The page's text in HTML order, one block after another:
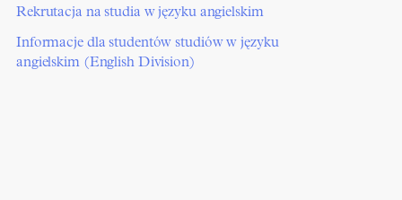
Rekrutacja na studia w języku angielskim
Informacje dla studentów studiów w języku
angielskim (English Division)